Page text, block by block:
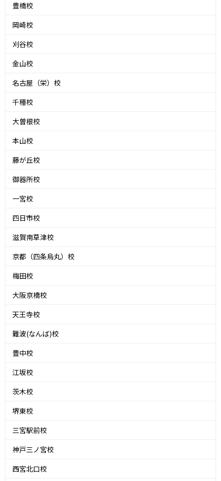
豊橋校
岡崎校
刈谷校
金山校
名古屋（栄）校
千種校
大曽根校
本山校
藤が丘校
御器所校
一宮校
四日市校
滋賀南草津校
京都（四条烏丸）校
梅田校
大阪京橋校
天王寺校
難波(なんば)校
豊中校
江坂校
茨木校
堺東校
三宮駅前校
神戸三ノ宮校
西宮北口校